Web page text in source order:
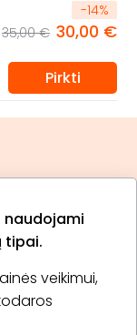
naudojami
tipai.
veikimui,
-14%
35,00 € 30,00 €
Pirkti